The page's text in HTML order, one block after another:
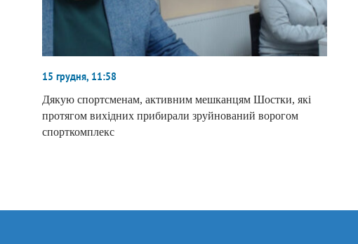
15 грудня, 11:58
Дякую спортсменам, активним мешканцям Шостки, які
протягом вихідних прибирали зруйнований ворогом
спорткомплекс